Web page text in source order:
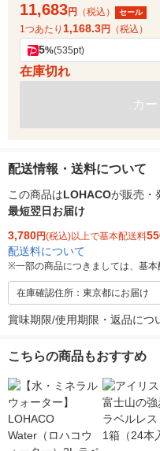
11,683円 （税込） セール
1つあたり 1,168.3円 （税込）
5%(535pt)
在庫切れ
カ
配送情報・送料について
この商品はLOHACOが販売・
最短翌日お届け
3,780円(税込)以上で基本配送料
配送料について
※一部の商品につきましては、基本
在庫確認住所：東京都にお届け
賞味期限/使用期限・返品につ
こちらの商品もおすすめ